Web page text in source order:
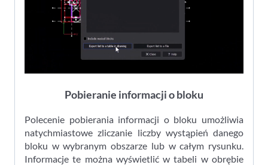
Pobieranie informacji o bloku
Polecenie pobierania informacji o bloku umożliwia
natychmiastowe zliczanie liczby wystąpień danego
bloku w wybranym obszarze lub w całym rysunku.
Informacje te można wyświetlić w tabeli w obrębie